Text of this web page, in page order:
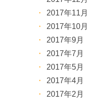
2017年11月
2017年10月
2017年9月
2017年7月
2017年5月
2017年4月
2017年2月